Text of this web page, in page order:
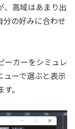
、高域はあまり出
分の好みに合わせ
ーカーをシミュレ
ューで選ぶと表示
。